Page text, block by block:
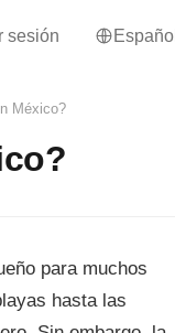
sesión Español
México?
para muchos
hasta las